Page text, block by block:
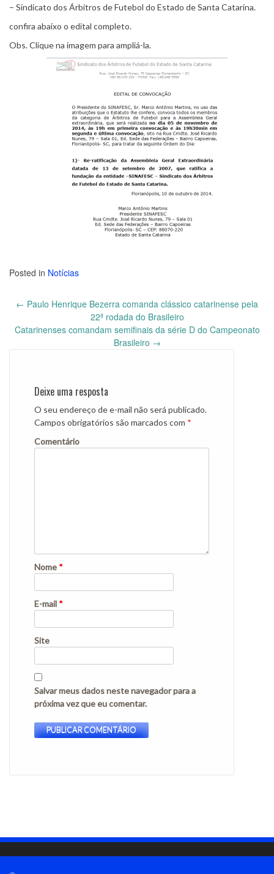
– Sindicato dos Árbitros de Futebol do Estado de Santa Catarina.
confira abaixo o edital completo.
Obs. Clique na imagem para ampliá-la.
Posted in Notícias
navigation
← Paulo Henrique Bezerra comanda clássico catarinense pela
22ª rodada do Brasileiro
Catarinenses comandam semifinais da série D do Campeonato
Brasileiro →
Deixe uma resposta
O seu endereço de e-mail não será publicado.
Campos obrigatórios são marcados com *
Comentário
Nome *
E-mail *
Site
Salvar meus dados neste navegador para a
próxima vez que eu comentar.